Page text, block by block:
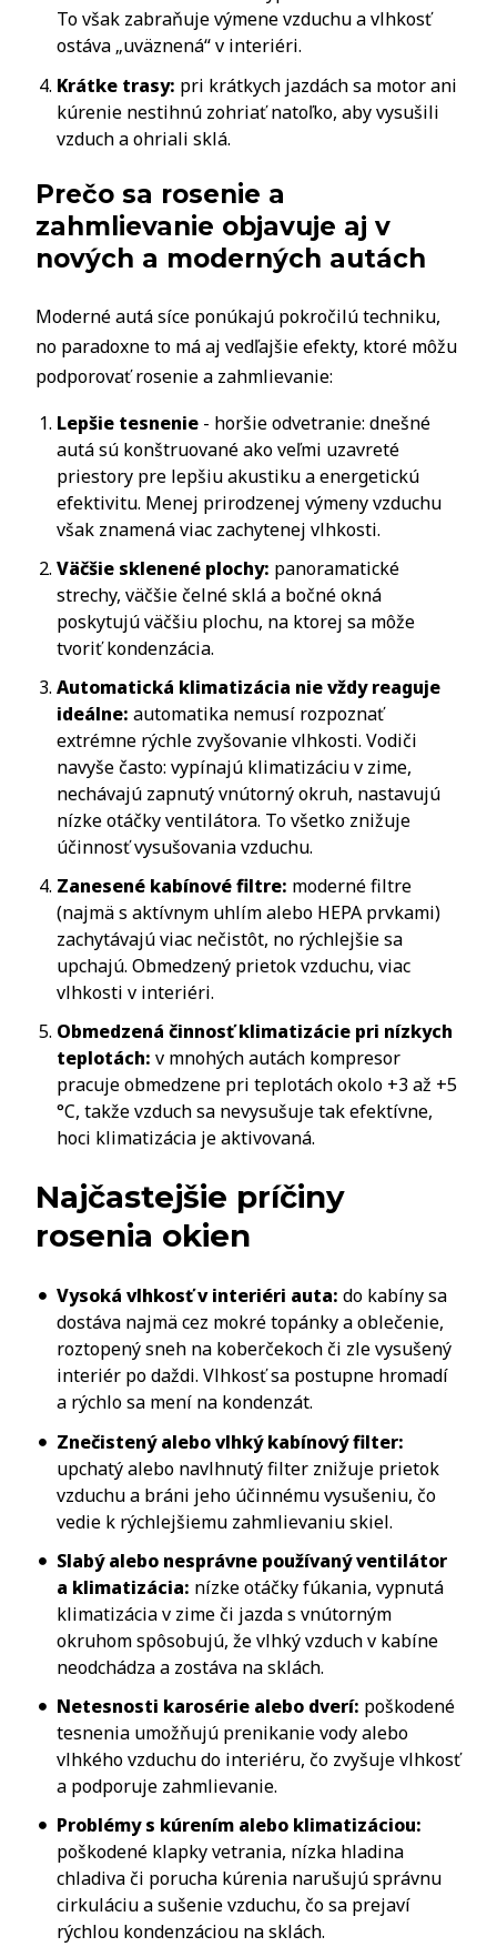
To však zabraňuje výmene vzduchu a vlhkosť
ostáva „uväznená“ v interiéri.
Krátke trasy: pri krátkych jazdách sa motor ani
kúrenie nestihnú zohriať natoľko, aby vysušili
vzduch a ohriali sklá.
Prečo sa rosenie a
zahmlievanie objavuje aj v
nových a moderných autách
Moderné autá síce ponúkajú pokročilú techniku,
no paradoxne to má aj vedľajšie efekty, ktoré môžu
podporovať rosenie a zahmlievanie:
Lepšie tesnenie - horšie odvetranie: dnešné
autá sú konštruované ako veľmi uzavreté
priestory pre lepšiu akustiku a energetickú
efektivitu. Menej prirodzenej výmeny vzduchu
však znamená viac zachytenej vlhkosti.
Väčšie sklenené plochy: panoramatické
strechy, väčšie čelné sklá a bočné okná
poskytujú väčšiu plochu, na ktorej sa môže
tvoriť kondenzácia.
Automatická klimatizácia nie vždy reaguje
ideálne: automatika nemusí rozpoznať
extrémne rýchle zvyšovanie vlhkosti. Vodiči
navyše často: vypínajú klimatizáciu v zime,
nechávajú zapnutý vnútorný okruh, nastavujú
nízke otáčky ventilátora. To všetko znižuje
účinnosť vysušovania vzduchu.
Zanesené kabínové filtre: moderné filtre
(najmä s aktívnym uhlím alebo HEPA prvkami)
zachytávajú viac nečistôt, no rýchlejšie sa
upchajú. Obmedzený prietok vzduchu, viac
vlhkosti v interiéri.
Obmedzená činnosť klimatizácie pri nízkych
teplotách: v mnohých autách kompresor
pracuje obmedzene pri teplotách okolo +3 až +5
°C, takže vzduch sa nevysušuje tak efektívne,
hoci klimatizácia je aktivovaná.
Najčastejšie príčiny
rosenia okien
Vysoká vlhkosť v interiéri auta:do kabíny sa
dostáva najmä cez mokré topánky a oblečenie,
roztopený sneh na koberčekoch či zle vysušený
interiér po daždi. Vlhkosť sa postupne hromadí
a rýchlo sa mení na kondenzát.
Znečistený alebo vlhký kabínový filter:
upchatý alebo navlhnutý filter znižuje prietok
vzduchu a bráni jeho účinnému vysušeniu, čo
vedie k rýchlejšiemu zahmlievaniu skiel.
Slabý alebo nesprávne používaný ventilátor
a klimatizácia: nízke otáčky fúkania, vypnutá
klimatizácia v zime či jazda s vnútorným
okruhom spôsobujú, že vlhký vzduch v kabíne
neodchádza a zostáva na sklách.
Netesnosti karosérie alebo dverí: poškodené
tesnenia umožňujú prenikanie vody alebo
vlhkého vzduchu do interiéru, čo zvyšuje vlhkosť
a podporuje zahmlievanie.
Problémy s kúrením alebo klimatizáciou:
poškodené klapky vetrania, nízka hladina
chladiva či porucha kúrenia narušujú správnu
cirkuláciu a sušenie vzduchu, čo sa prejaví
rýchlou kondenzáciou na sklách.